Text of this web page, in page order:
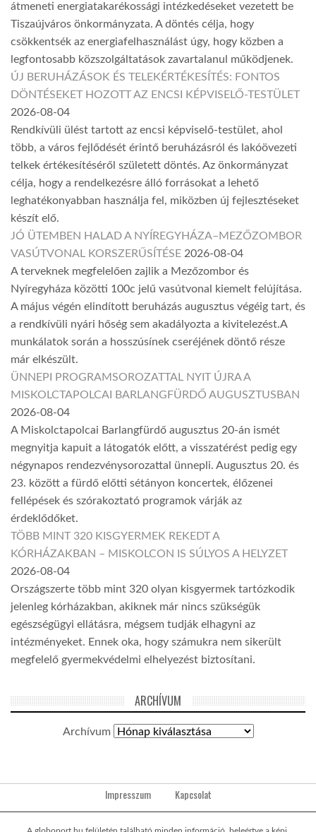
átmeneti energiatakarékossági intézkedéseket vezetett be
Tiszaújváros önkormányzata. A döntés célja, hogy
csökkentsék az energiafelhasználást úgy, hogy közben a
legfontosabb közszolgáltatások zavartalanul működjenek.
ÚJ BERUHÁZÁSOK ÉS TELEKÉRTÉKESÍTÉS: FONTOS
DÖNTÉSEKET HOZOTT AZ ENCSI KÉPVISELŐ-TESTÜLET
2026-08-04
Rendkívüli ülést tartott az encsi képviselő-testület, ahol
több, a város fejlődését érintő beruházásról és lakóövezeti
telkek értékesítéséről született döntés. Az önkormányzat
célja, hogy a rendelkezésre álló forrásokat a lehető
leghatékonyabban használja fel, miközben új fejlesztéseket
készít elő.
JÓ ÜTEMBEN HALAD A NYÍREGYHÁZA–MEZŐZOMBOR
VASÚTVONAL KORSZERŰSÍTÉSE 2026-08-04
A terveknek megfelelően zajlik a Mezőzombor és
Nyíregyháza közötti 100c jelű vasútvonal kiemelt felújítása.
A május végén elindított beruházás augusztus végéig tart, és
a rendkívüli nyári hőség sem akadályozta a kivitelezést.A
munkálatok során a hosszúsínek cseréjének döntő része
már elkészült.
ÜNNEPI PROGRAMSOROZATTAL NYIT ÚJRA A
MISKOLCTAPOLCAI BARLANGFÜRDŐ AUGUSZTUSBAN
2026-08-04
A Miskolctapolcai Barlangfürdő augusztus 20-án ismét
megnyitja kapuit a látogatók előtt, a visszatérést pedig egy
négynapos rendezvénysorozattal ünnepli. Augusztus 20. és
23. között a fürdő előtti sétányon koncertek, élőzenei
fellépések és szórakoztató programok várják az
érdeklődőket.
TÖBB MINT 320 KISGYERMEK REKEDT A
KÓRHÁZAKBAN – MISKOLCON IS SÚLYOS A HELYZET
2026-08-04
Országszerte több mint 320 olyan kisgyermek tartózkodik
jelenleg kórházakban, akiknek már nincs szükségük
egészségügyi ellátásra, mégsem tudják elhagyni az
intézményeket. Ennek oka, hogy számukra nem sikerült
megfelelő gyermekvédelmi elhelyezést biztosítani.
ARCHÍVUM
Archívum
Impresszum Kapcsolat